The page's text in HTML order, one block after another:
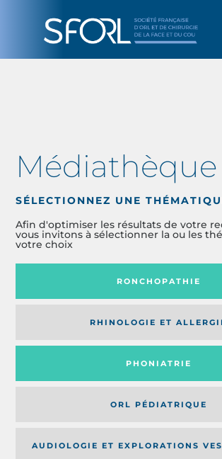
Médiathèque
SÉLECTIONNEZ UNE
Afin d'optimiser les résultats de votre
vous invitons à sélectionner la ou les
votre choix
RONCHOPATHIE
RHINOLOGIE ET
PHONIATRIE
ORL PÉDIATRIQUE
AUDIOLOGIE ET EXPLORATIONS